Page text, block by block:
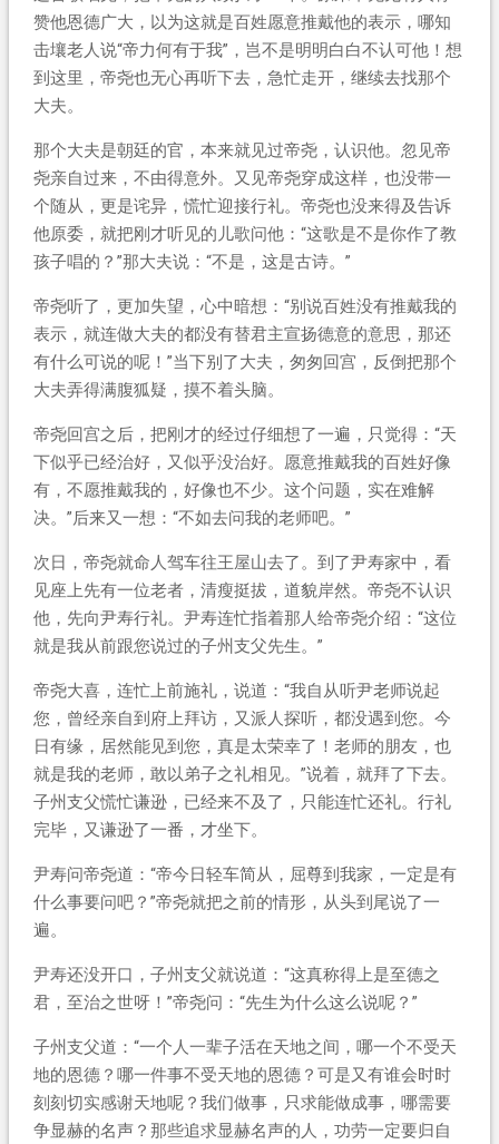
赞他恩德广大，以为这就是百姓愿意推戴他的表示，哪知
击壤老人说“帝力何有于我”，岂不是明明白白不认可他！想
到这里，帝尧也无心再听下去，急忙走开，继续去找那个
大夫。
那个大夫是朝廷的官，本来就见过帝尧，认识他。忽见帝
尧亲自过来，不由得意外。又见帝尧穿成这样，也没带一
个随从，更是诧异，慌忙迎接行礼。帝尧也没来得及告诉
他原委，就把刚才听见的儿歌问他：“这歌是不是你作了教
孩子唱的？”那大夫说：“不是，这是古诗。”
帝尧听了，更加失望，心中暗想：“别说百姓没有推戴我的
表示，就连做大夫的都没有替君主宣扬德意的意思，那还
有什么可说的呢！”当下别了大夫，匆匆回宫，反倒把那个
大夫弄得满腹狐疑，摸不着头脑。
帝尧回宫之后，把刚才的经过仔细想了一遍，只觉得：“天
下似乎已经治好，又似乎没治好。愿意推戴我的百姓好像
有，不愿推戴我的，好像也不少。这个问题，实在难解
决。”后来又一想：“不如去问我的老师吧。”
次日，帝尧就命人驾车往王屋山去了。到了尹寿家中，看
见座上先有一位老者，清瘦挺拔，道貌岸然。帝尧不认识
他，先向尹寿行礼。尹寿连忙指着那人给帝尧介绍：“这位
就是我从前跟您说过的子州支父先生。”
帝尧大喜，连忙上前施礼，说道：“我自从听尹老师说起
您，曾经亲自到府上拜访，又派人探听，都没遇到您。今
日有缘，居然能见到您，真是太荣幸了！老师的朋友，也
就是我的老师，敢以弟子之礼相见。”说着，就拜了下去。
子州支父慌忙谦逊，已经来不及了，只能连忙还礼。行礼
完毕，又谦逊了一番，才坐下。
尹寿问帝尧道：“帝今日轻车简从，屈尊到我家，一定是有
什么事要问吧？”帝尧就把之前的情形，从头到尾说了一
遍。
尹寿还没开口，子州支父就说道：“这真称得上是至德之
君，至治之世呀！”帝尧问：“先生为什么这么说呢？”
子州支父道：“一个人一辈子活在天地之间，哪一个不受天
地的恩德？哪一件事不受天地的恩德？可是又有谁会时时
刻刻切实感谢天地呢？我们做事，只求能做成事，哪需要
争显赫的名声？那些追求显赫名声的人，功劳一定要归自